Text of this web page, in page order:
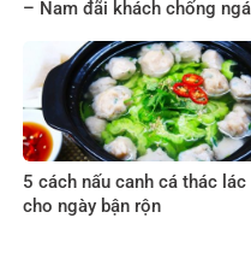
– Nam đãi khách chống
5 cách nấu canh cá thác lác
cho ngày bận rộn